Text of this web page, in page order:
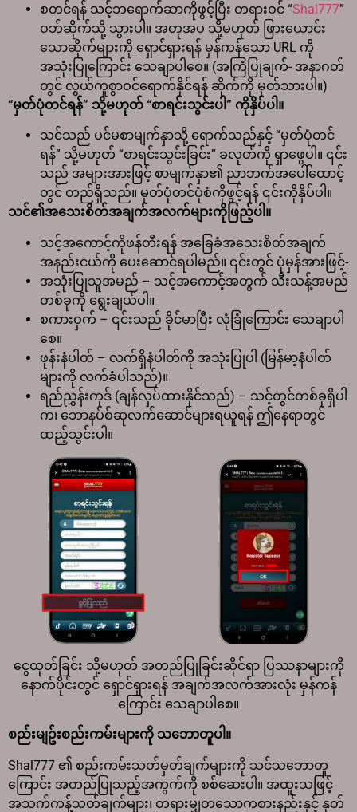
စတင်ရန် သင့်ဘရောက်ဆာကိုဖွင့်ပြီး တရားဝင် “Shal777”
ဝဘ်ဆိုက်သို့ သွားပါ။ အတုအပ သို့မဟုတ် ဖြားယောင်း
သောဆိုက်များကို ရှောင်ရှားရန် မှန်ကန်သော URL ကို
အသုံးပြုကြောင်း သေချာပါစေ။ (အကြံပြုချက်- အနာဂတ်
တွင် လွယ်ကူစွာဝင်ရောက်နိုင်ရန် ဆိုက်ကို မှတ်သားပါ။)
“မှတ်ပုံတင်ရန်” သို့မဟုတ် “စာရင်းသွင်းပါ” ကိုနှိပ်ပါ။
သင်သည် ပင်မစာမျက်နှာသို့ ရောက်သည်နှင့် “မှတ်ပုံတင်
ရန်” သို့မဟုတ် “စာရင်းသွင်းခြင်း” ခလုတ်ကို ရှာဖွေပါ။ ၎င်း
သည် အများအားဖြင့် စာမျက်နှာ၏ ညာဘက်အပေါ်ထောင့်
တွင် တည်ရှိသည်။ မှတ်ပုံတင်ပုံစံကိုဖွင့်ရန် ၎င်းကိုနှိပ်ပါ။
သင်၏အသေးစိတ်အချက်အလက်များကိုဖြည့်ပါ။
သင့်အကောင့်ကိုဖန်တီးရန် အခြေခံအသေးစိတ်အချက်
အနည်းငယ်ကို ပေးဆောင်ရပါမည်။ ၎င်းတွင် ပုံမှန်အားဖြင့်-
အသုံးပြုသူအမည် – သင့်အကောင့်အတွက် သီးသန့်အမည်
တစ်ခုကို ရွေးချယ်ပါ။
စကားဝှက် – ၎င်းသည် ခိုင်မာပြီး လုံခြုံကြောင်း သေချာပါ
စေ။
ဖုန်းနံပါတ် – လက်ရှိနံပါတ်ကို အသုံးပြုပါ (မြန်မာ့နံပါတ်
များကို လက်ခံပါသည်)။
ရည်ညွှန်းကုဒ် (ချန်လှပ်ထားနိုင်သည်) – သင့်တွင်တစ်ခုရှိပါ
က၊ ဘောနပ်စ်ဆုလက်ဆောင်များရယူရန် ဤနေရာတွင်
ထည့်သွင်းပါ။
ငွေထုတ်ခြင်း သို့မဟုတ် အတည်ပြုခြင်းဆိုင်ရာ ပြဿနာများကို
နောက်ပိုင်းတွင် ရှောင်ရှားရန် အချက်အလက်အားလုံး မှန်ကန်
ကြောင်း သေချာပါစေ။
စည်းမျဥ်းစည်းကမ်းများကို သဘောတူပါ။
Shal777 ၏ စည်းကမ်းသတ်မှတ်ချက်များကို သင်သဘောတူ
ကြောင်း အတည်ပြုသည့်အကွက်ကို စစ်ဆေးပါ။ အထူးသဖြင့်
အသက်ကန့်သတ်ချက်များ၊ တရားမျှတသောကစားနည်းနှင့် နုတ်